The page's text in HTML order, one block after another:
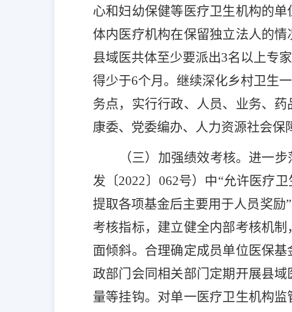
心和妇幼保健等医疗卫生机构的
体内医疗机构在保留独立法人的
县域医共体至少要派出3名以上专
得少于6个月。 继续深化乡村卫生
务点，实行行政、人员、业务、药
康委、 党委编办、 人力资源社会保
（三）加强绩效考核。 进一步
发〔2022〕 062号） 中“允许医疗卫
提取各项基金后主要用于人员奖励”
考核指标， 建立健全内部考核机制
面倾斜。 合理确定成员单位医保基
政部门会同相关部门定期开展县域
量等挂钩。对单一医疗卫生机构监